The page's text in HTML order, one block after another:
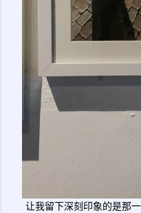
让我留下深刻印象的是那